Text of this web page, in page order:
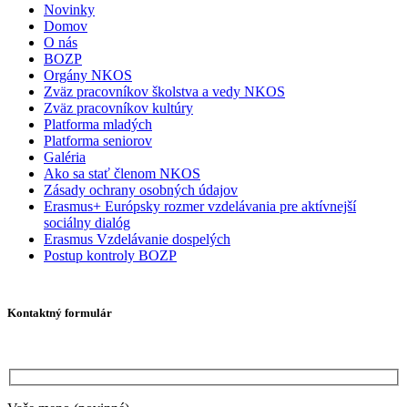
Novinky
Domov
O nás
BOZP
Orgány NKOS
Zväz pracovníkov školstva a vedy NKOS
Zväz pracovníkov kultúry
Platforma mladých
Platforma seniorov
Galéria
Ako sa stať členom NKOS
Zásady ochrany osobných údajov
Erasmus+ Európsky rozmer vzdelávania pre aktívnejší
sociálny dialóg
Erasmus Vzdelávanie dospelých
Postup kontroly BOZP
Kontaktný formulár